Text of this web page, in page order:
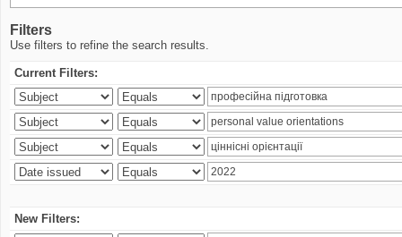
Filters
Use filters to refine the search results.
Current Filters:
New Filters: